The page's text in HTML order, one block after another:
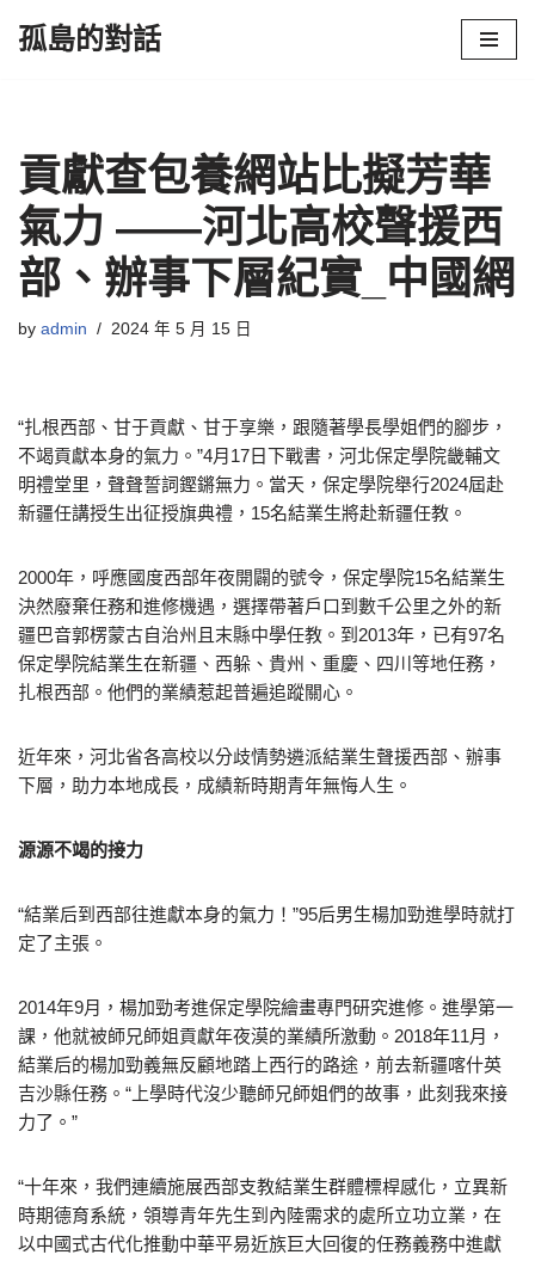
孤島的對話
貢獻查包養網站比擬芳華
氣力 ——河北高校聲援西
部、辦事下層紀實_中國網
by admin 2024 年 5 月 15 日
“扎根西部、甘于貢獻、甘于享樂，跟隨著學長學姐們的腳步，
不竭貢獻本身的氣力。”4月17日下戰書，河北保定學院畿輔文
明禮堂里，聲聲誓詞鏗鏘無力。當天，保定學院舉行2024屆赴
新疆任講授生出征授旗典禮，15名結業生將赴新疆任教。
2000年，呼應國度西部年夜開闢的號令，保定學院15名結業生
決然廢棄任務和進修機遇，選擇帶著戶口到數千公里之外的新
疆巴音郭楞蒙古自治州且末縣中學任教。到2013年，已有97名
保定學院結業生在新疆、西躲、貴州、重慶、四川等地任務，
扎根西部。他們的業績惹起普遍追蹤關心。
近年來，河北省各高校以分歧情勢遴派結業生聲援西部、辦事
下層，助力本地成長，成績新時期青年無悔人生。
源源不竭的接力
“結業后到西部往進獻本身的氣力！”95后男生楊加勁進學時就打
定了主張。
2014年9月，楊加勁考進保定學院繪畫專門研究進修。進學第一
課，他就被師兄師姐貢獻年夜漠的業績所激動。2018年11月，
結業后的楊加勁義無反顧地踏上西行的路途，前去新疆喀什英
吉沙縣任務。“上學時代沒少聽師兄師姐們的故事，此刻我來接
力了。”
“十年來，我們連續施展西部支教結業生群體標桿感化，立異新
時期德育系統，領導青年先生到內陸需求的處所立功立業，在
以中國式古代化推動中華平易近族巨大回復的任務義務中進獻